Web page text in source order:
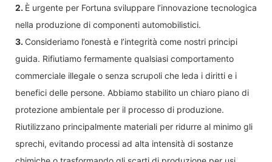
2. È urgente per Fortuna sviluppare l’innovazione tecnologica
nella produzione di componenti automobilistici.
3. Consideriamo l’onestà e l’integrità come nostri principi
guida. Rifiutiamo fermamente qualsiasi comportamento
commerciale illegale o senza scrupoli che leda i diritti e i
benefici delle persone. Abbiamo stabilito un chiaro piano di
protezione ambientale per il processo di produzione.
Riutilizzano principalmente materiali per ridurre al minimo gli
sprechi, evitando processi ad alta intensità di sostanze